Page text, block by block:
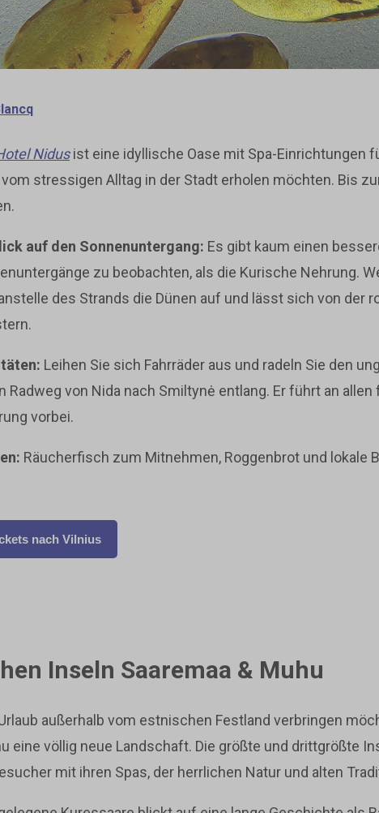
Nidusist eine idyllische Oase mit Spa-Einrichtungen
vom stressigen Alltag in der Stadt erholen möchten. Bis
auf den Sonnenuntergang: Es gibt kaum einen
zu beobachten, als die Kurische Nehrung.
des Strands die Dünen auf und lässt sich von der
Leihen Sie sich Fahrräder aus und radeln Sie den
Radweg von Nida nach Smiltynė entlang. Er führt an
vorbei.
Räucherfisch zum Mitnehmen, Roggenbrot und lokale
nach Vilnius
Inseln Saaremaa & Muhu
außerhalb vom estnischen Festland verbringen
eine völlig neue Landschaft. Die größte und drittgrößte
mit ihren Spas, der herrlichen Natur und alten